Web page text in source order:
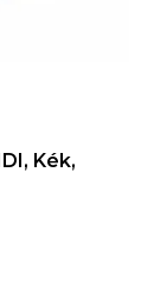
Kék,